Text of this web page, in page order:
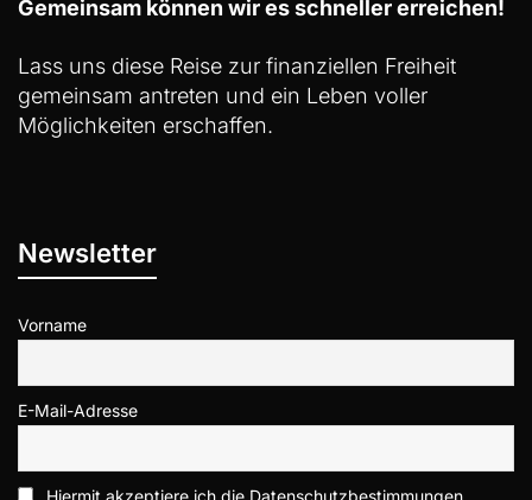
Gemeinsam können wir es schneller erreichen!
Lass uns diese Reise zur finanziellen Freiheit
gemeinsam antreten und ein Leben voller
Möglichkeiten erschaffen.
Newsletter
Vorname
E-Mail-Adresse